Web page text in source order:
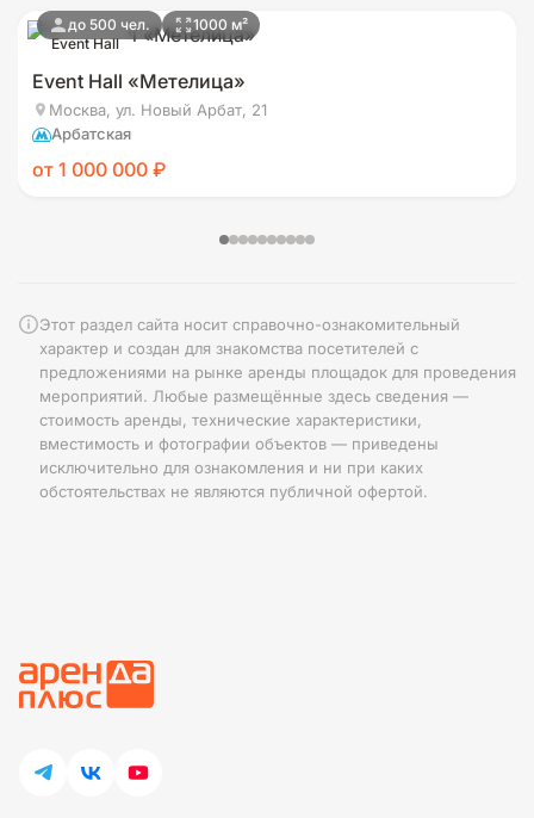
Event Hall
до 500 чел. 1000 м²
Event Hall «Метелица»
Москва, ул. Новый Арбат, 21
Арбатская
от 1 000 000 ₽
Этот раздел сайта носит справочно-ознакомительный
характер и создан для знакомства посетителей с
предложениями на рынке аренды площадок для проведения
мероприятий. Любые размещённые здесь сведения —
стоимость аренды, технические характеристики,
вместимость и фотографии объектов — приведены
исключительно для ознакомления и ни при каких
обстоятельствах не являются публичной офертой.